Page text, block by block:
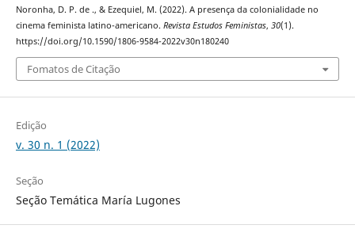
Noronha, D. P. de ., & Ezequiel, M. (2022). A presença da colonialidade no
cinema feminista latino-americano. Revista Estudos Feministas, 30(1).
https://doi.org/10.1590/1806-9584-2022v30n180240
Fomatos de Citação
Edição
v. 30 n. 1 (2022)
Seção
Seção Temática María Lugones